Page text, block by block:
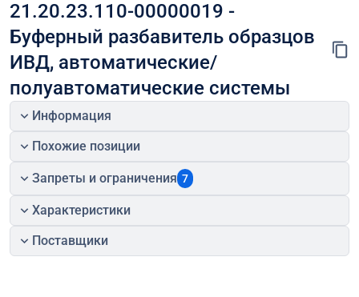
21.20.23.110-00000019 -
Буферный разбавитель образцов
ИВД, автоматические/
полуавтоматические системы
Информация
Похожие позиции
Запреты и ограничения 7
Характеристики
Поставщики